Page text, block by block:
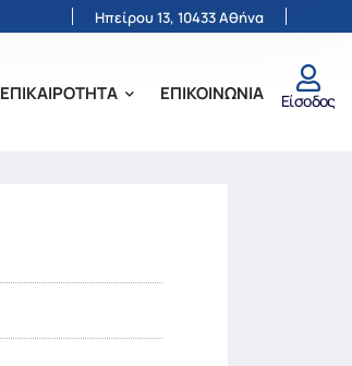
Ηπείρου 13, 10433 Αθήνα
ΕΠΙΚΑΙΡΟΤΗΤΑ ΕΠΙΚΟΙΝΩΝΙΑ Είσοδος